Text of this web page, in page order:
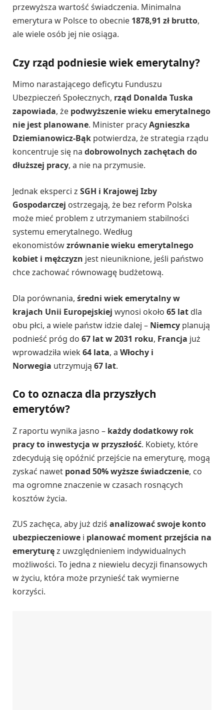
przewyższa wartość świadczenia. Minimalna
emerytura w Polsce to obecnie 1878,91 zł brutto,
ale wiele osób jej nie osiąga.
Czy rząd podniesie wiek emerytalny?
Mimo narastającego deficytu Funduszu
Ubezpieczeń Społecznych, rząd Donalda Tuska
zapowiada, że podwyższenie wieku emerytalnego
nie jest planowane. Minister pracyAgnieszka
Dziemianowicz-Bąk potwierdza, że strategia rządu
koncentruje się na dobrowolnych zachętach do
dłuższej pracy, a nie na przymusie.
Jednak eksperci z SGH i Krajowej Izby
Gospodarczej ostrzegają, że bez reform Polska
może mieć problem z utrzymaniem stabilności
systemu emerytalnego. Według
ekonomistówzrównanie wieku emerytalnego
kobiet i mężczyzn jest nieuniknione, jeśli państwo
chce zachować równowagę budżetową.
Dla porównania, średni wiek emerytalny w
krajach Unii Europejskiej wynosi około 65 lat dla
obu płci, a wiele państw idzie dalej – Niemcy planują
podnieść próg do 67 lat w 2031 roku, Francja już
wprowadziła wiek64 lata, a Włochy i
Norwegia utrzymują 67 lat.
Co to oznacza dla przyszłych
emerytów?
Z raportu wynika jasno – każdy dodatkowy rok
pracy to inwestycja w przyszłość. Kobiety, które
zdecydują się opóźnić przejście na emeryturę, mogą
zyskać nawet ponad 50% wyższe świadczenie, co
ma ogromne znaczenie w czasach rosnących
kosztów życia.
ZUS zachęca, aby już dziś analizować swoje konto
ubezpieczeniowe i planować moment przejścia na
emeryturęz uwzględnieniem indywidualnych
możliwości. To jedna z niewielu decyzji finansowych
w życiu, która może przynieść tak wymierne
korzyści.